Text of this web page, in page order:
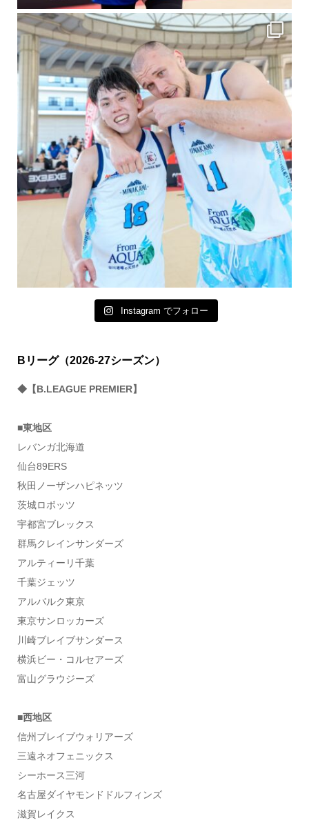
Instagram でフォロー
Bリーグ（2026-27シーズン）
◆【B.LEAGUE PREMIER】
■東地区
レバンガ北海道
仙台89ERS
秋田ノーザンハピネッツ
茨城ロボッツ
宇都宮ブレックス
群馬クレインサンダーズ
アルティーリ千葉
千葉ジェッツ
アルバルク東京
東京サンロッカーズ
川崎ブレイブサンダース
横浜ビー・コルセアーズ
富山グラウジーズ
■西地区
信州ブレイブウォリアーズ
三遠ネオフェニックス
シーホース三河
名古屋ダイヤモンドドルフィンズ
滋賀レイクス